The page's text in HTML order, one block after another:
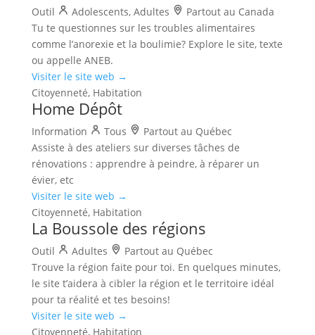
Outil Adolescents, Adultes
Partout au Canada
Tu te questionnes sur les troubles alimentaires
comme l’anorexie et la boulimie? Explore le site, texte
ou appelle ANEB.
Visiter le site web →
Citoyenneté, Habitation
Home Dépôt
Information Tous
Partout au Québec
Assiste à des ateliers sur diverses tâches de
rénovations : apprendre à peindre, à réparer un
évier, etc
Visiter le site web →
Citoyenneté, Habitation
La Boussole des régions
Outil Adultes
Partout au Québec
Trouve la région faite pour toi. En quelques minutes,
le site t’aidera à cibler la région et le territoire idéal
pour ta réalité et tes besoins!
Visiter le site web →
Citoyenneté, Habitation